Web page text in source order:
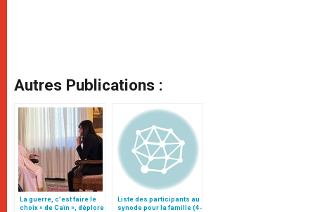
Autres Publications :
La guerre, c’est faire le
choix « de Caïn », déplore
Liste des participants au
synode pour la famille (4-